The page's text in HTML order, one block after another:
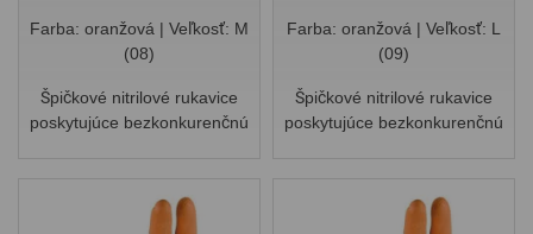
Farba: oranžová | Veľkosť: M
(08)
Špičkové nitrilové rukavice
poskytujúce bezkonkurenčnú
mechanikov a remeselníkov.
Farba: oranžová | Veľkosť: L
(09)
Špičkové nitrilové rukavice
poskytujúce bezkonkurenčnú
mechanikov a remeselníkov.